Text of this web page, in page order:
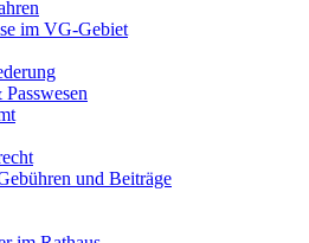
im VG-Gebiet
und Beiträge